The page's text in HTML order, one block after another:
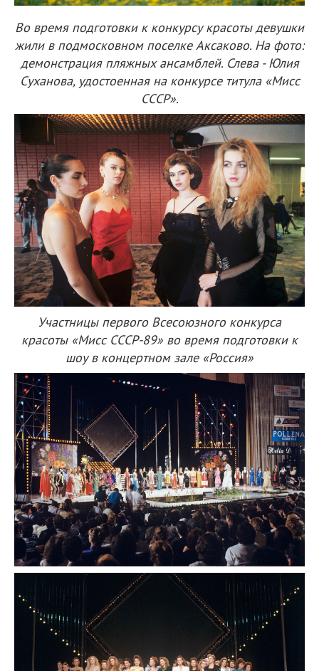
Во время подготовки к конкурсу красоты девушки
жили в подмосковном поселке Аксаково. На фото:
демонстрация пляжных ансамблей. Слева - Юлия
Суханова, удостоенная на конкурсе титула «Мисс
СССР».
Участницы первого Всесоюзного конкурса
красоты «Мисс СССР-89» во время подготовки к
шоу в концертном зале «Россия»